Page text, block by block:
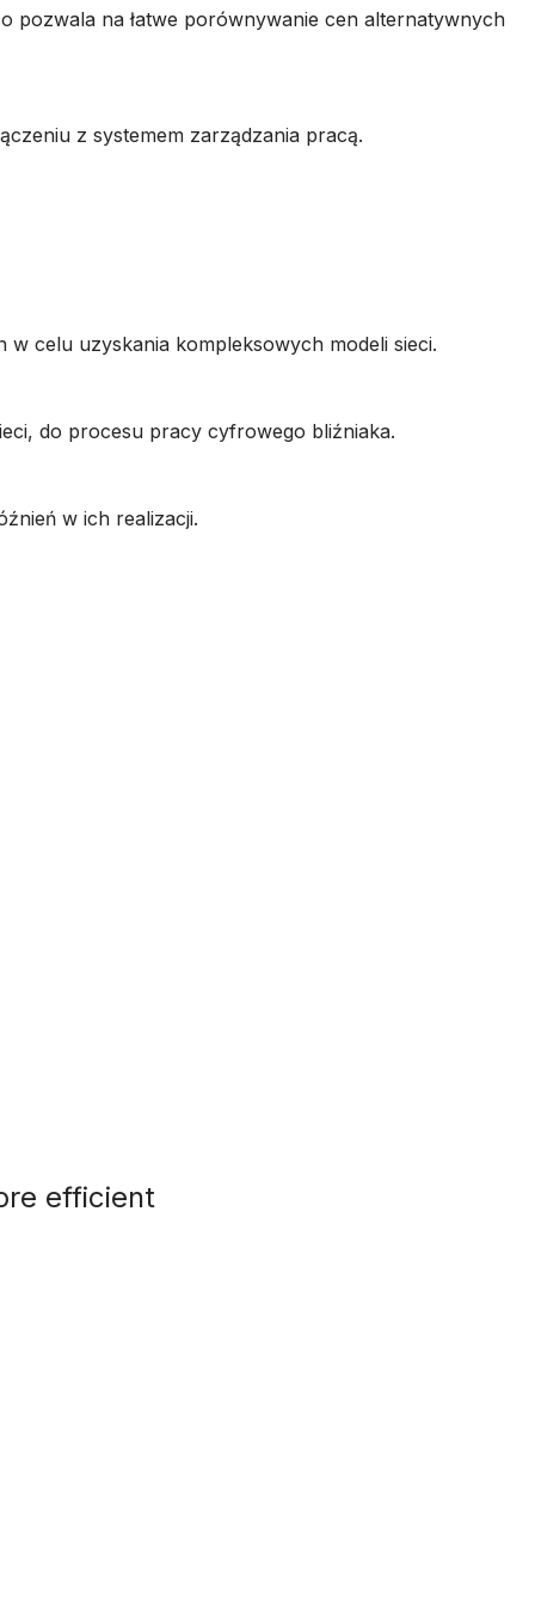
pozwala na łatwe porównywanie cen alternatywnych
z systemem zarządzania pracą.
celu uzyskania kompleksowych modeli sieci.
do procesu pracy cyfrowego bliźniaka.
w ich realizacji.
efficient